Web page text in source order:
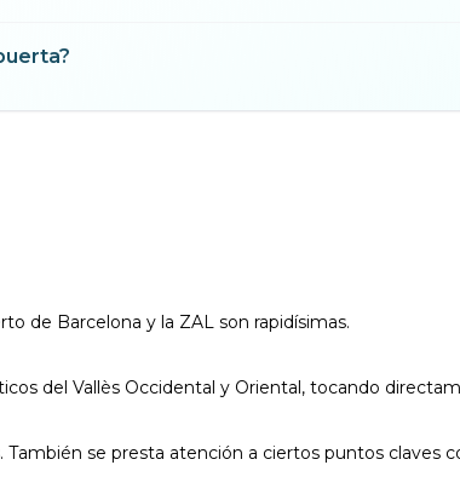
de Barcelona y la ZAL son rapidísimas.
del Vallès Occidental y Oriental, tocando
se presta atención a ciertos puntos claves